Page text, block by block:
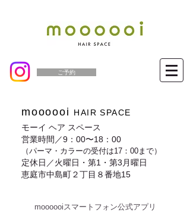
ご予約
moooooi
HAIR SPACE
モーイ ヘア スペース
営業時間／9：00〜18：00
（パーマ・カラーの受付は17：00まで）
定休日／火曜日・第1・第3月曜日
恵庭市中島町２丁目８番地15
moooooiスマートフォン公式アプリ​